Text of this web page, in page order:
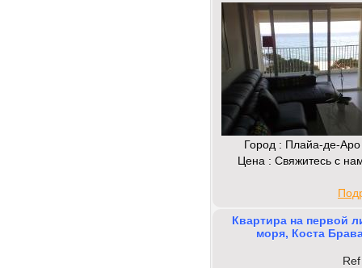
Город : Плайа-де-Аро
Цена : Свяжитесь с
Квартира на первой
моря, Коста